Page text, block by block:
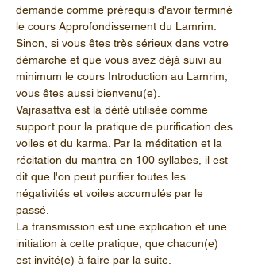
demande comme prérequis d'avoir terminé
le cours Approfondissement du Lamrim.
Sinon, si vous êtes très sérieux dans votre
démarche et que vous avez déjà suivi au
minimum le cours Introduction au Lamrim,
vous êtes aussi bienvenu(e).
Vajrasattva est la déité utilisée comme
support pour la pratique de purification des
voiles et du karma. Par la méditation et la
récitation du mantra en 100 syllabes, il est
dit que l'on peut purifier toutes les
négativités et voiles accumulés par le
passé.
La transmission est une explication et une
initiation à cette pratique, que chacun(e)
est invité(e) à faire par la suite.